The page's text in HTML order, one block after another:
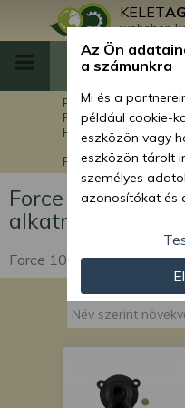
KELET
Főoldal
Force
Force rakodók
Force 1020 Stage
Force 1020 Stage V
Force 1020
alkatrészek
Force 1020 Stage V
Az Ön
a számunkra
Mi és a
például cookie-
eszközön vagy
eszközön tárolt
személyes
azonosítókat és
személyre
tartalom
gyűjtéséhez,
kifejlesztéséhez
partnereink
módszerrel
adatokat és